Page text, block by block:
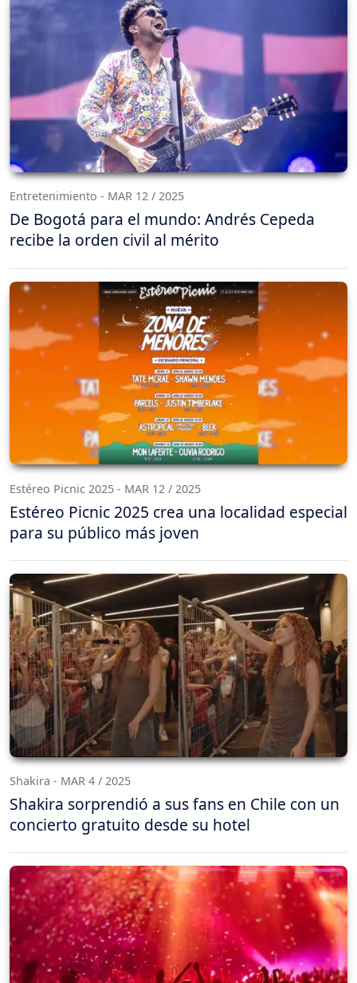
Entretenimiento - MAR 12 / 2025
De Bogotá para el mundo: Andrés Cepeda
recibe la orden civil al mérito
Estéreo Picnic 2025 - MAR 12 / 2025
Estéreo Picnic 2025 crea una localidad especial
para su público más joven
Shakira - MAR 4 / 2025
Shakira sorprendió a sus fans en Chile con un
concierto gratuito desde su hotel